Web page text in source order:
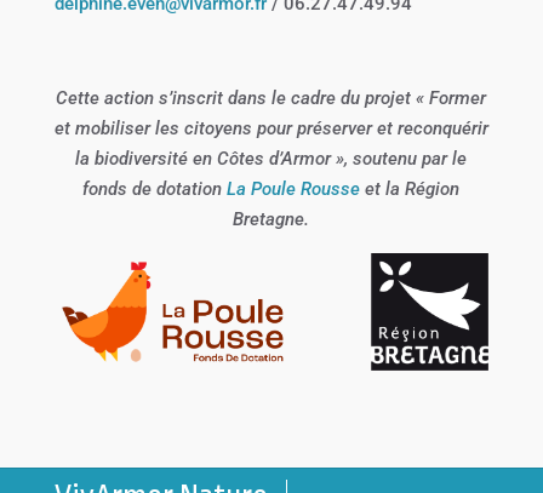
Cette action s’inscrit dans le cadre du projet « Former
et mobiliser les citoyens pour préserver et reconquérir
la biodiversité en Côtes d’Armor », soutenu par le
fonds de dotationLa Poule Rousse et la Région
Bretagne.